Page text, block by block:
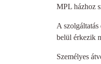
MPL házhoz
A
belül érkezik
Személyes